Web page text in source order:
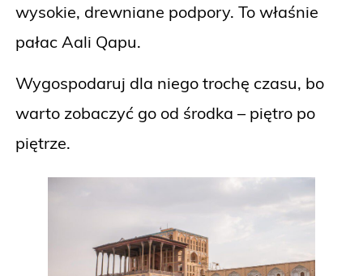
wysokie, drewniane podpory. To właśnie
pałac Aali Qapu.
Wygospodaruj dla niego trochę czasu, bo
warto zobaczyć go od środka – piętro po
piętrze.